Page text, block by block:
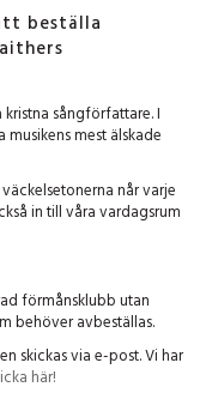
beställa
sångförfattare. I
mest älskade
når varje
in till våra vardagsrum
förmånsklubb utan
behöver avbeställas.
skickas via e-post. Vi har
här!